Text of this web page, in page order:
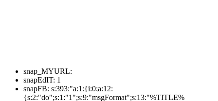
snap_MYURL:
snapEdIT: 1
snapFB: s:393:"a:1:{i:0;a:12:
{s:2:"do";s:1:"1";s:9:"msgFormat";s:13:"%TITLE%